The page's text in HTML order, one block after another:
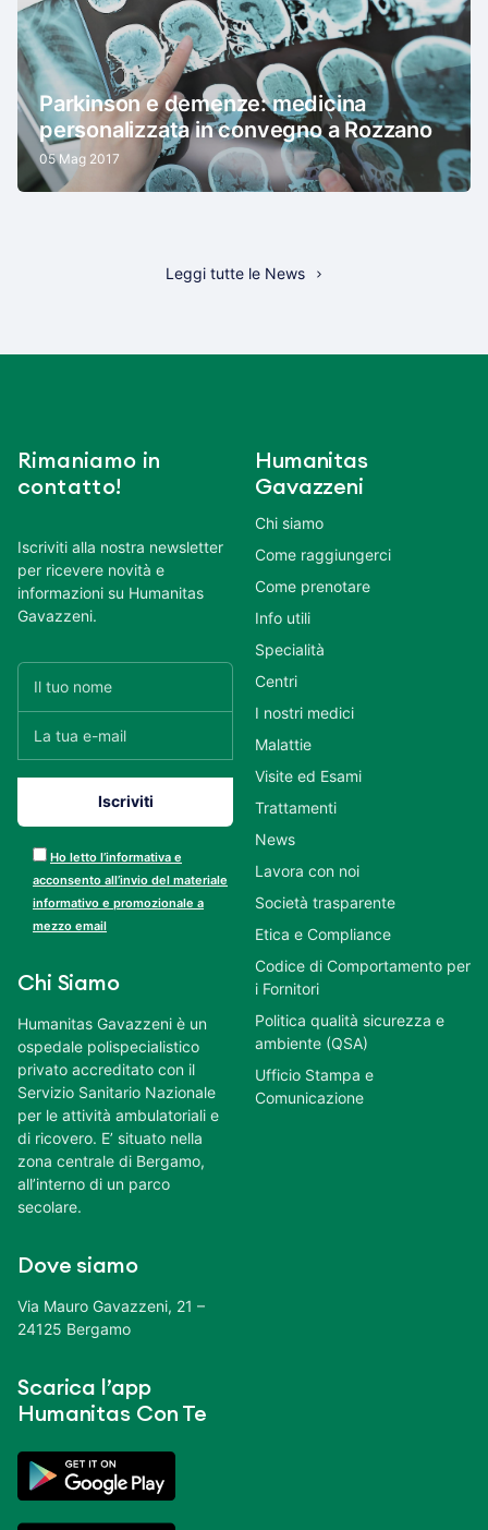
Parkinson e demenze: medicina
personalizzata in convegno a Rozzano
05 Mag 2017
Leggi tutte le News
Rimaniamo in
contatto!
Iscriviti alla nostra newsletter
per ricevere novità e
informazioni su Humanitas
Gavazzeni.
Ho letto l’informativa e
acconsento all’invio del materiale
informativo e promozionale a
mezzo email
Chi Siamo
Humanitas Gavazzeni è un
ospedale polispecialistico
privato accreditato con il
Servizio Sanitario Nazionale
per le attività ambulatoriali e
di ricovero. E’ situato nella
zona centrale di Bergamo,
all’interno di un parco
secolare.
Dove siamo
Via Mauro Gavazzeni, 21 –
24125 Bergamo
Scarica l’app
Humanitas Con Te
Humanitas
Gavazzeni
Chi siamo
Come raggiungerci
Come prenotare
Info utili
Specialità
Centri
I nostri medici
Malattie
Visite ed Esami
Trattamenti
News
Lavora con noi
Società trasparente
Etica e Compliance
Codice di Comportamento per
i Fornitori
Politica qualità sicurezza e
ambiente (QSA)
Ufficio Stampa e
Comunicazione